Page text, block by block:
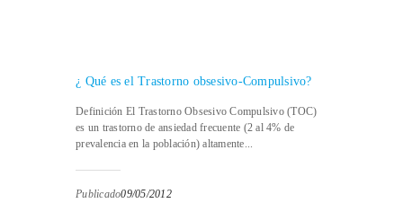
¿ Qué es el Trastorno obsesivo-Compulsivo?
Definición El Trastorno Obsesivo Compulsivo (TOC)
es un trastorno de ansiedad frecuente (2 al 4% de
prevalencia en la población) altamente...
Publicado09/05/2012